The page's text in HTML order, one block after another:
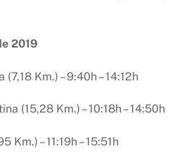
2019
(7,18 Km.) – 9:40h – 14:12h
(15,28 Km.) – 10:18h – 14:50h
Km.) – 11:19h – 15:51h